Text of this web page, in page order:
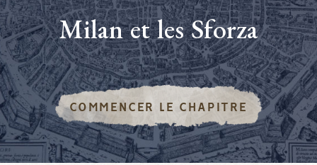
Milan et les Sforza
COMMENCER LE CHAPITRE